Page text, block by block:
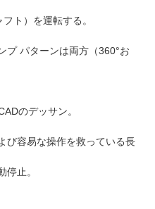
ト）を運転する。
プ パターンは両方（360°お
のデッサン。
び容易な操作を救っている長
止。